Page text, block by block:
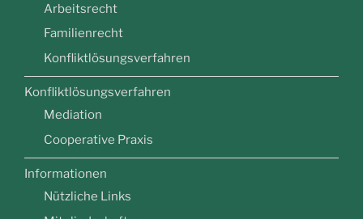
Arbeitsrecht
Familienrecht
Konfliktlösungsverfahren
Konfliktlösungsverfahren
Mediation
Cooperative Praxis
Informationen
Nützliche Links